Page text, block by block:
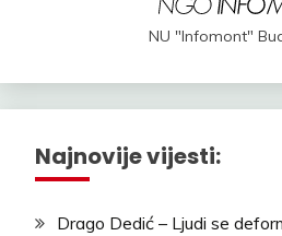
NU "Infomont"
Najnovije vijesti:
Drago Dedić – Ljudi se